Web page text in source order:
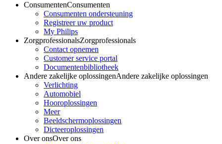
ConsumentenConsumenten
Consumenten ondersteuning
Registreer uw product
My Philips
ZorgprofessionalsZorgprofessionals
Contact opnemen
Customer service portal
Documentenbibliotheek
Andere zakelijke oplossingenAndere zakelijke oplossingen
Verlichting
Automobiel
Hooroplossingen
Meer
Beeldschermoplossingen
Dicteeroplossingen
Over onsOver ons